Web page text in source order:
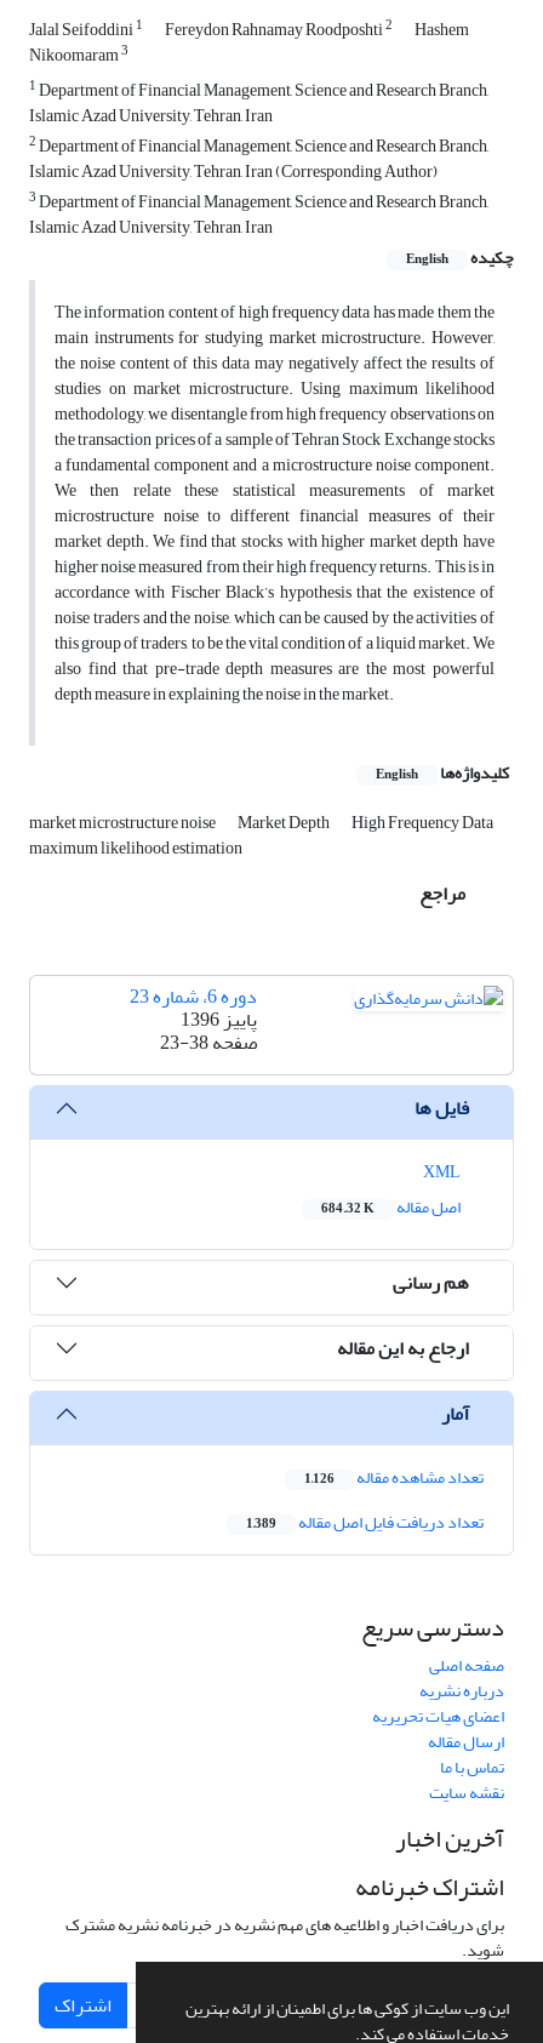
این وب سایت از کوکی ها برای اطمینان از ارائه بهترین
خدمات استفاده می کند.
Jalal Seifoddini1 Fereydon Rahnamay Roodposhti2 Hashem
Nikoomaram3
1Department of Financial Management, Science and Research Branch,
Islamic Azad University, Tehran, Iran
2Department of Financial Management, Science and Research Branch,
Islamic Azad University, Tehran, Iran (Corresponding Author)
3Department of Financial Management, Science and Research Branch,
Islamic Azad University, Tehran, Iran
چکیده
English
The information content of high frequency data has made them the
main instruments for studying market microstructure. However,
the noise content of this data may negatively affect the results of
studies on market microstructure. Using maximum likelihood
methodology, we disentangle from high frequency observations on
the transaction prices of a sample of Tehran Stock Exchange stocks
a fundamental component and a microstructure noise component.
We then relate these statistical measurements of market
microstructure noise to different financial measures of their
market depth. We find that stocks with higher market depth have
higher noise measured from their high frequency returns. This is in
accordance with Fischer Black’s hypothesis that the existence of
noise traders and the noise, which can be caused by the activities of
this group of traders, to be the vital condition of a liquid market. We
also find that pre-trade depth measures are the most powerful
depth measure in explaining the noise in the market.
کلیدواژه‌ها English
market microstructure noise Market Depth High Frequency Data
maximum likelihood estimation
مراجع
دوره 6، شماره 23
پاییز 1396
صفحه23-38
فایل ها
اصل مقاله
684.32 K
هم رسانی
ارجاع به این مقاله
آمار
تعداد مشاهده مقاله 1,126
تعداد دریافت فایل اصل مقاله 1,389
دسترسی سریع
صفحه اصلی
درباره نشریه
اعضای هیات تحریریه
ارسال مقاله
تماس با ما
نقشه سایت
آخرین اخبار
اشتراک خبرنامه
برای دریافت اخبار و اطلاعیه های مهم نشریه در خبرنامه نشریه مشترک
شوید.
اشتراک